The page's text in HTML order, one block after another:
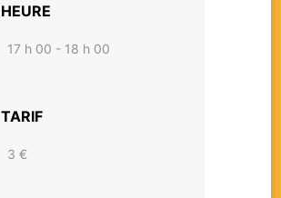
HEURE
17 h 00 - 18 h 00
TARIF
3 €